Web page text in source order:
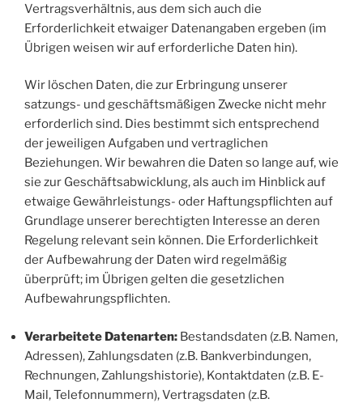
Vertragsverhältnis, aus dem sich auch die
Erforderlichkeit etwaiger Datenangaben ergeben (im
Übrigen weisen wir auf erforderliche Daten hin).
Wir löschen Daten, die zur Erbringung unserer
satzungs- und geschäftsmäßigen Zwecke nicht mehr
erforderlich sind. Dies bestimmt sich entsprechend
der jeweiligen Aufgaben und vertraglichen
Beziehungen. Wir bewahren die Daten so lange auf, wie
sie zur Geschäftsabwicklung, als auch im Hinblick auf
etwaige Gewährleistungs- oder Haftungspflichten auf
Grundlage unserer berechtigten Interesse an deren
Regelung relevant sein können. Die Erforderlichkeit
der Aufbewahrung der Daten wird regelmäßig
überprüft; im Übrigen gelten die gesetzlichen
Aufbewahrungspflichten.
Verarbeitete Datenarten: Bestandsdaten (z.B. Namen,
Adressen), Zahlungsdaten (z.B. Bankverbindungen,
Rechnungen, Zahlungshistorie), Kontaktdaten (z.B. E-
Mail, Telefonnummern), Vertragsdaten (z.B.